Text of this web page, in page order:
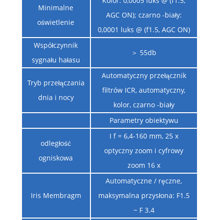
Minimalne
oświetlenie
AGC ON); czarno -biały:
0,0001 luks @ (f1.5, AGC ON)
Współczynnik
sygnału hałasu
＞ 55db
Tryb przełączania
dnia i nocy
Automatyczny przełącznik
filtrów ICR, automatyczny,
kolor, czarno -biały
Parametry obiektywu
odległość
ogniskowa
I f = 6,4-160 mm, 25 x
optyczny zoom i cyfrowy
zoom 16 x
Iris Membragm
Automatyczne / ręczne,
maksymalna przysłona: F1.5
~ F 3.4